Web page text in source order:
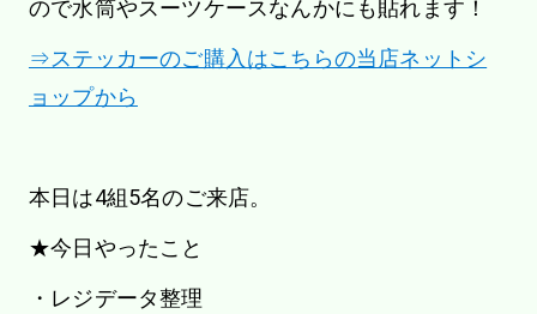
ので水筒やスーツケースなんかにも貼れます！
⇒ステッカーのご購入はこちらの当店ネットシ
ョップから
本日は4組5名のご来店。
★今日やったこと
・レジデータ整理